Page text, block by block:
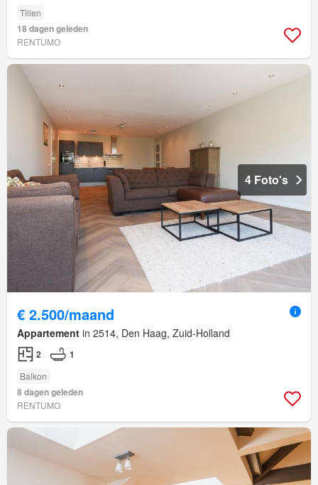
Tillen
18 dagen geleden
RENTUMO
4 Foto's
€ 2.500/maand
Appartement in 2514, Den Haag, Zuid-Holland
2 1
Balkon
8 dagen geleden
RENTUMO